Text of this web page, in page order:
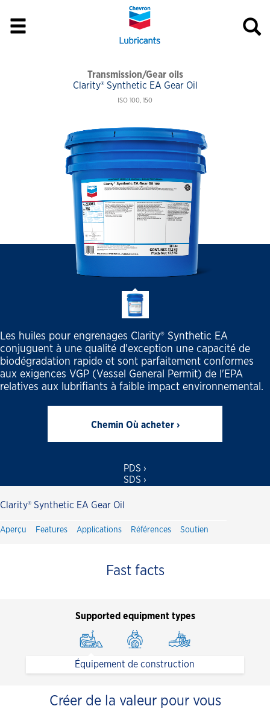
Transmission/Gear oils
Clarity® Synthetic EA Gear Oil
ISO 100, 150
Les huiles pour engrenages Clarity® Synthetic EA
conjuguent à une qualité d'exception une capacité de
biodégradation rapide et sont parfaitement conformes
aux exigences VGP (Vessel General Permit) de l'EPA
relatives aux lubrifiants à faible impact environnemental.
Chemin Où acheter ›
PDS ›
SDS ›
Clarity® Synthetic EA Gear Oil
Aperçu Features Applications Références Soutien
Fast facts
Supported equipment types
Équipement de construction
Créer de la valeur pour vous